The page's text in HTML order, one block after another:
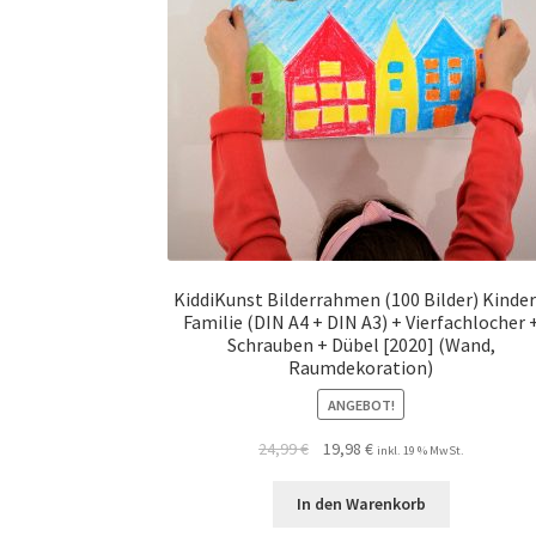
KiddiKunst Bilderrahmen (100 Bilder)
Familie (DIN A4 + DIN A3) + Vierfachlocher
Schrauben + Dübel [2020] (Wand,
Raumdekoration)
ANGEBOT!
24,99€ 19,98 € inkl. 19 % MwSt.
In den Warenkorb